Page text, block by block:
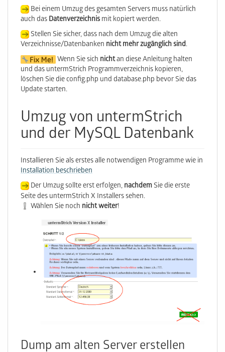
Bei einem Umzug des gesamten Servers muss natürlich
auch das Datenverzeichnis mit kopiert werden.
Stellen Sie sicher, dass nach dem Umzug die alten
Verzeichnisse/Datenbanken nicht mehr zugänglich sind.
Wenn Sie sich nichtan diese Anleitung halten
und das untermStrich Programmverzeichnis kopieren,
löschen Sie die config.php und database.php bevor Sie das
Update starten.
Umzug von untermStrich
und der MySQL Datenbank
Installieren Sie als erstes alle notwendigen Programme wie in
Installation beschrieben
Der Umzug sollte erst erfolgen, nachdemSie die erste
Seite des untermStrich X Installers sehen.
Wählen Sie noch nicht weiter!
Dump am alten Server erstellen